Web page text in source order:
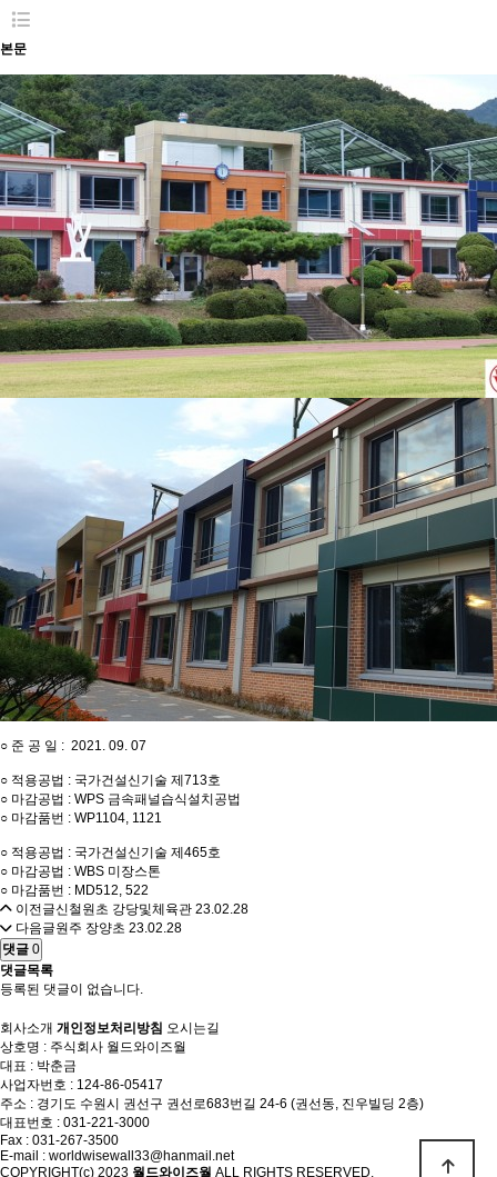
본문
○ 준 공 일 : 2021. 09. 07
○ 적용공법 : 국가건설신기술 제713호
○ 마감공법 : WPS 금속패널습식설치공법
○ 마감품번 : WP1104, 1121
○ 적용공법 : 국가건설신기술 제465호
○ 마감공법 : WBS 미장스톤
○ 마감품번 : MD512, 522
이전글신철원초 강당및체육관 23.02.28
다음글원주 장양초 23.02.28
댓글 0
댓글목록
등록된 댓글이 없습니다.
회사소개 개인정보처리방침 오시는길
상호명 : 주식회사 월드와이즈월
대표 : 박춘금
사업자번호 : 124-86-05417
주소 : 경기도 수원시 권선구 권선로683번길 24-6 (권선동, 진우빌딩 2층)
대표번호 : 031-221-3000
Fax : 031-267-3500
E-mail : worldwisewall33@hanmail.net
COPYRIGHT(c) 2023 월드와이즈월 ALL RIGHTS RESERVED.